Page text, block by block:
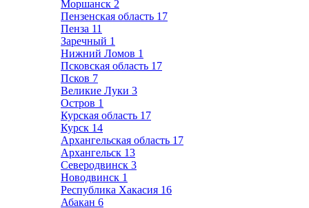
Моршанск 2
Пензенская область 17
Пенза 11
Заречный 1
Нижний Ломов 1
Псковская область 17
Псков 7
Великие Луки 3
Остров 1
Курская область 17
Курск 14
Архангельская область 17
Архангельск 13
Северодвинск 3
Новодвинск 1
Республика Хакасия 16
Абакан 6